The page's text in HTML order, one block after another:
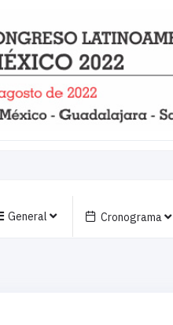
General Cronograma